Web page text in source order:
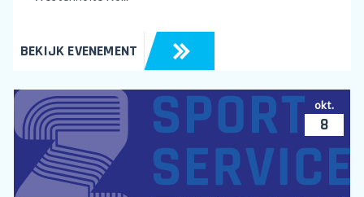
BEKIJK EVENEMENT
okt.
8